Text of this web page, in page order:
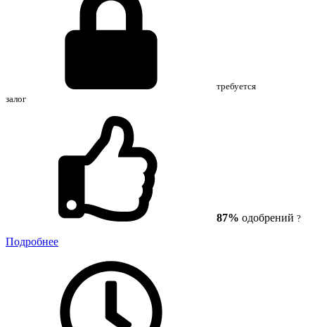
требуется
залог
87% одобрений ?
Подробнее